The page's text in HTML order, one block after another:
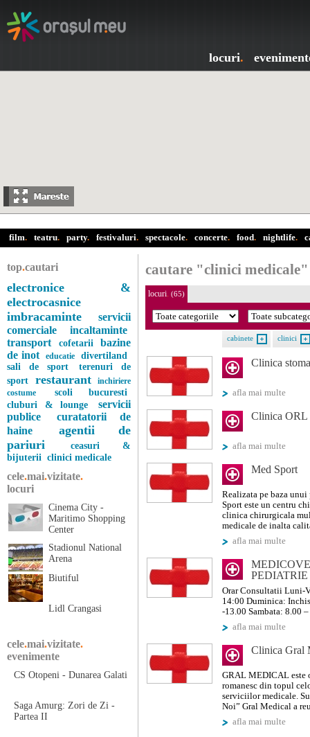
locuri.
film. teatru. party. festivaluri. spectacole. concerte. food. nightlife.
top.cautari
electronice &
electrocasnice
imbracaminte
servicii
comerciale
incaltaminte
transport
cofetarii
bazine
de inot
educatie
divertiland
sali de sport
terenuri de
sport
restaurant
inchiriere
costume
scoli bucuresti
cluburi & lounge
servicii
publice
curatatorii de
haine
agentii de
pariuri
ceasuri &
bijuterii clinici medicale
cele.mai.vizitate.
locuri
Cinema City -
Maritimo Shopping
Center
Stadionul National
Arena
Biutiful
Lidl Crangasi
cele.mai.vizitate.
evenimente
CS Otopeni - Dunarea Galati
Saga Amurg: Zori de Zi -
Partea II
cautare "clinici
locuri. (65)
clinici
cabinete
Clinica
afla mai multe
Clinica ORL
afla mai multe
Med Sport
Realizata pe baza
Sport este un centru
clinica chirurgicala
medicale de inalta
afla mai multe
PEDIATRIE
Orar Consultatii Luni-
14:00 Duminica:
-13.00 Sambata: 8.00
afla mai multe
Clinica Gral
GRAL MEDICAL este
romanesc din topul
serviciilor medicale.
Noi” Gral Medical a
afla mai multe